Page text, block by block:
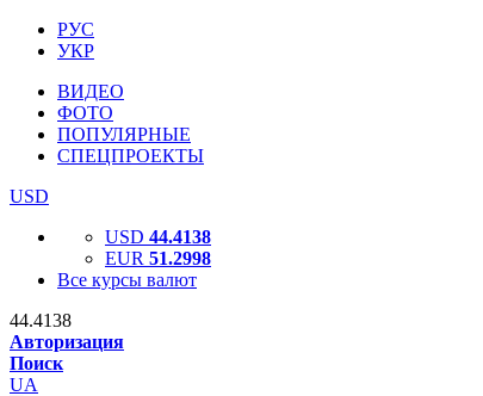
РУС
УКР
ВИДЕО
ФОТО
ПОПУЛЯРНЫЕ
СПЕЦПРОЕКТЫ
USD
USD 44.4138
EUR 51.2998
Все курсы валют
44.4138
Авторизация
Поиск
UA